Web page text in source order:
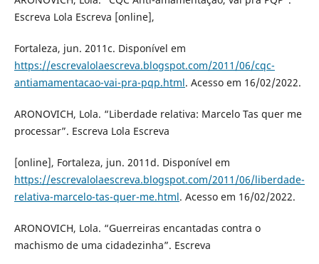
Escreva Lola Escreva [online],
Fortaleza, jun. 2011c. Disponível em
https://escrevalolaescreva.blogspot.com/2011/06/cqc-
antiamamentacao-vai-pra-pqp.html. Acesso em 16/02/2022.
ARONOVICH, Lola. “Liberdade relativa: Marcelo Tas quer me
processar”. Escreva Lola Escreva
[online], Fortaleza, jun. 2011d. Disponível em
https://escrevalolaescreva.blogspot.com/2011/06/liberdade-
relativa-marcelo-tas-quer-me.html. Acesso em 16/02/2022.
ARONOVICH, Lola. “Guerreiras encantadas contra o
machismo de uma cidadezinha”. Escreva